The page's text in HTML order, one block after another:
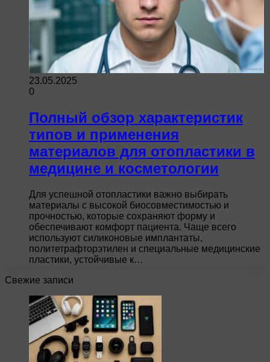
23.05.2025
0
Полный обзор характеристик
типов и применения
материалов для отопластики в
медицине и косметологии
Для успешной отопластики важно выбирать
материалы с высокой биосовместимостью и
прочностью, которые сохраняют форму и
обеспечивают комфорт пациента. Чаще всего
используют силиконовые имплантаты,
политетрафторэтилен и специальные медицинские
пластики, устойчивые к…
Свежие записи